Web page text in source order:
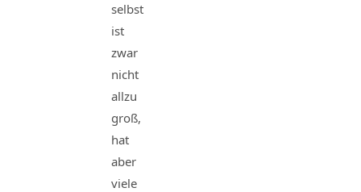
selbst
ist
zwar
nicht
allzu
groß,
hat
aber
viele